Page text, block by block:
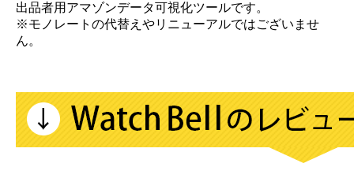
出品者用アマゾンデータ可視化ツールです。
※モノレートの代替えやリニューアルではございませ
ん。